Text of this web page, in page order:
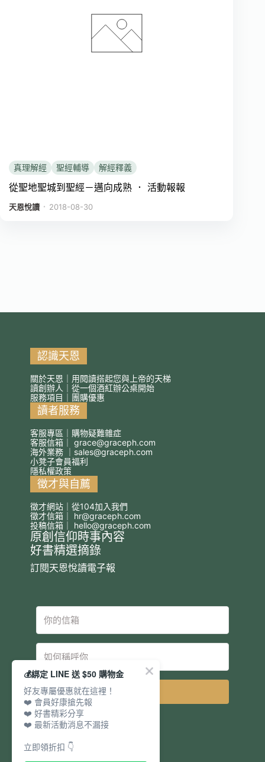
真理解經 聖經輔導 解經釋義
從聖地聖城到聖經－邁向成熟 ． 活動報報
天恩悅讀 ． 2018-08-30
認識天恩
關於天恩｜用閱讀搭起您與上帝的天梯
讀創辦人｜從一個酒紅辦公桌開始
服務項目｜團購優惠
讀者服務
客服專區｜購物疑難雜症
客服信箱｜ grace@graceph.com
海外業務 ｜ sales@graceph.com
小凳子會員福利
隱私權政策
徵才與自薦
徵才網站｜從104加入我們
徵才信箱｜ hr@graceph.com
投稿信箱｜ hello@graceph.com
原創信仰時事內容
好書精選摘錄
訂閱天恩悅讀電子報
💰綁定 LINE 送 $50 購物金
好友專屬優惠就在這裡！
❤️ 會員好康搶先報
❤️ 好書精彩分享
❤️ 最新活動消息不漏接
立即領折扣 👇